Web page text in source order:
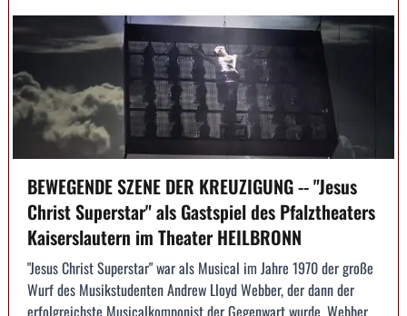
BEWEGENDE SZENE DER KREUZIGUNG -- "Jesus
Christ Superstar" als Gastspiel des Pfalztheaters
Kaiserslautern im Theater HEILBRONN
"Jesus Christ Superstar" war als Musical im Jahre 1970 der große
Wurf des Musikstudenten Andrew Lloyd Webber, der dann der
erfolgreichste Musicalkomponist der Gegenwart wurde. Webber